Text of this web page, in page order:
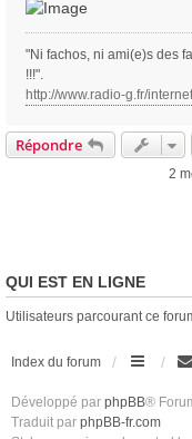
"Ni fachos, ni ami(e)s des
!!!".
http://www.radio-g.fr/
Répondre
2
QUI EST EN LIGNE
Utilisateurs parcourant ce
Index du forum
Développé par phpBB®
Traduit par phpBB-fr.com